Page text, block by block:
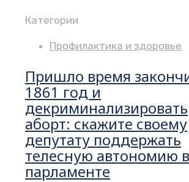
Категории
Профилактика и здоровье
Пришло время
1861 год и
декриминализировать
аборт: скажите своему
депутату поддержать
телесную автономию в
парламенте